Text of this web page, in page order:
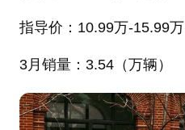
指导价： 10.99万-15.99万
3月销量： 3.54（万辆）